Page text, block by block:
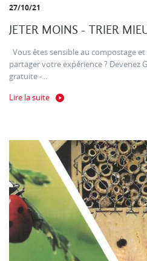
27/10/21
JETER MOINS - TRIER
Vous êtes sensible au compostage
partager votre expérience ? Devenez
gratuite -...
Lire la suite